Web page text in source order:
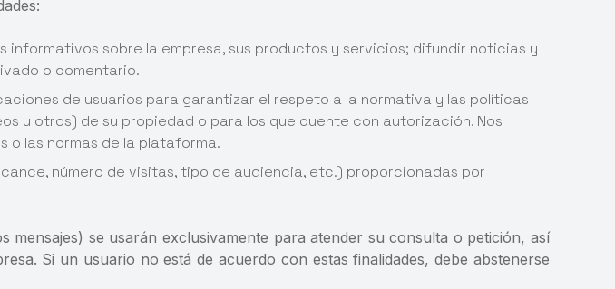
sobre la empresa, sus productos y servicios; difundir noticias y
o comentario.
de usuarios para garantizar el respeto a la normativa y las políticas
u otros) de su propiedad o para los que cuente con autorización. Nos
o las normas de la plataforma.
número de visitas, tipo de audiencia, etc.) proporcionadas por
se usarán exclusivamente para atender su consulta o petición, así
Si un usuario no está de acuerdo con estas finalidades, debe abstenerse